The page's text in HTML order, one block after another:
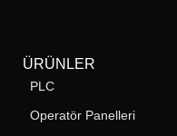
ÜRÜNLER
PLC
Operatör Panelleri